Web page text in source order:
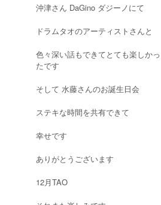
沖津さん DaGino ダジーノにて
ドラムタオのアーティストさんと
色々深い話もできてとても楽しかっ
たです
そして 水藤さんのお誕生日会
ステキな時間を共有できて
幸せです
ありがとうございます
12月TAO